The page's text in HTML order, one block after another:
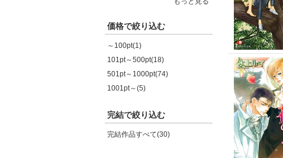
価格で絞り込む
～100pt(1)
101pt～500pt(18)
501pt～1000pt(74)
1001pt～(5)
完結で絞り込む
完結作品すべて(30)